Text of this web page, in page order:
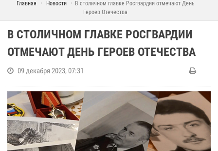
Главная Новости
В столичном главке Росгвардии отмечают День
Героев Отечества
В СТОЛИЧНОМ ГЛАВКЕ РОСГВАРДИИ
ОТМЕЧАЮТ ДЕНЬ ГЕРОЕВ ОТЕЧЕСТВА
09 декабря 2023, 07:31